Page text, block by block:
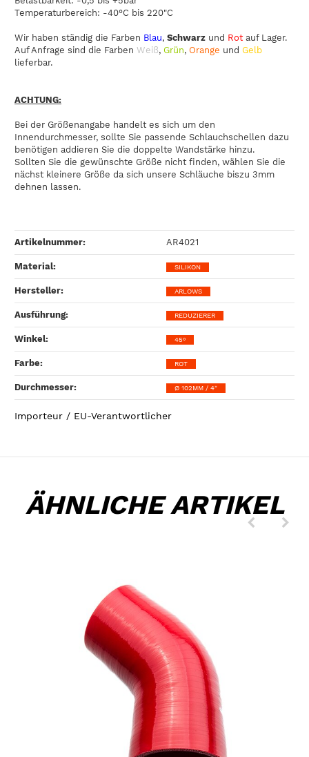
Temperaturbereich: -40°C bis 220"C
Wir haben ständig die Farben Blau, Schwarz und Rot auf Lager.
Auf Anfrage sind die Farben Weiß, Grün, Orange und Gelb
lieferbar.
ACHTUNG:
Bei der Größenangabe handelt es sich um den
Innendurchmesser, sollte Sie passende Schlauchschellen dazu
benötigen addieren Sie die doppelte Wandstärke hinzu.
Sollten Sie die gewünschte Größe nicht finden, wählen Sie die
nächst kleinere Größe da sich unsere Schläuche biszu 3mm
dehnen lassen.
Artikelnummer: AR4021
Material‍: SILIKON
Hersteller‍: ARLOWS
Ausführung‍: REDUZIERER
Winkel‍: 45°
Farbe‍: ROT
Durchmesser‍: Ø 102MM / 4"
Importeur / EU-Verantwortlicher
ÄHNLICHE ARTIKEL